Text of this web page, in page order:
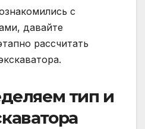
с
давайте
рассчитать
тип и